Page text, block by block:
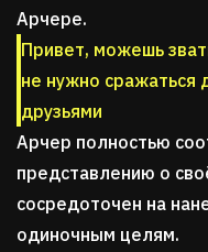
Арчере.
Привет, можешь
не нужно сражаться
друзьями
Арчер полностью
представлению о
сосредоточен на
одиночным целям.